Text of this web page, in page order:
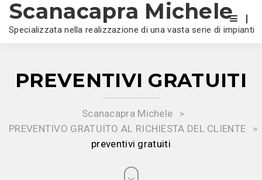
Scanacapra Michele
Specializzata nella realizzazione di una vasta serie di impianti
PREVENTIVI GRATUITI
Scanacapra Michele >
PREVENTIVO GRATUITO AL RICHIESTA DEL CLIENTE >
preventivi gratuiti